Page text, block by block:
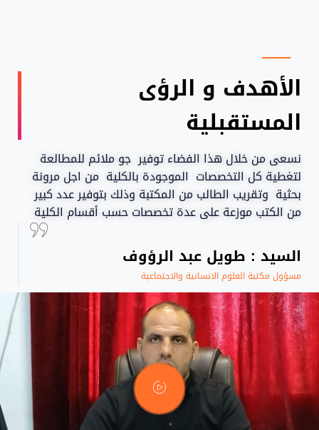
الأهدف و الرؤى
المستقبلية
نسعى من خلال هذا الفضاء توفير جو ملائم للمطالعة
لتغطية كل التخصصات الموجودة بالكلية من اجل مرونة
بحثية وتقريب الطالب من المكتبة وذلك بتوفير عدد كبير
من الكتب موزعة على عدة تخصصات حسب أقسام الكلية
السيد : طويل عبد الرؤوف
مسؤول مكتبة العلوم الانسانية والاجتماعية